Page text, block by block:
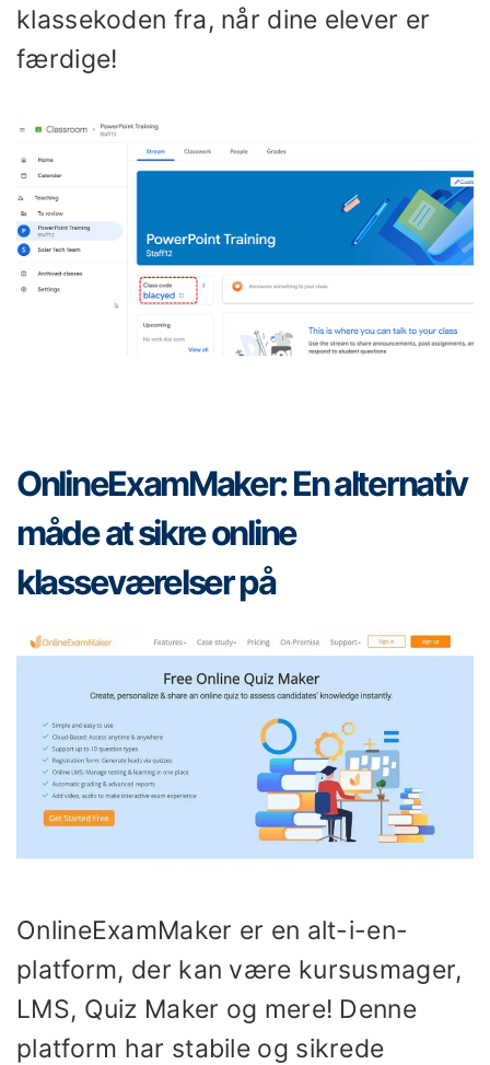
klassekoden fra, når dine elever er
færdige!
OnlineExamMaker: En alternativ
måde at sikre online
klasseværelser på
OnlineExamMaker er en alt-i-en-
platform, der kan være kursusmager,
LMS, Quiz Maker og mere! Denne
platform har stabile og sikrede